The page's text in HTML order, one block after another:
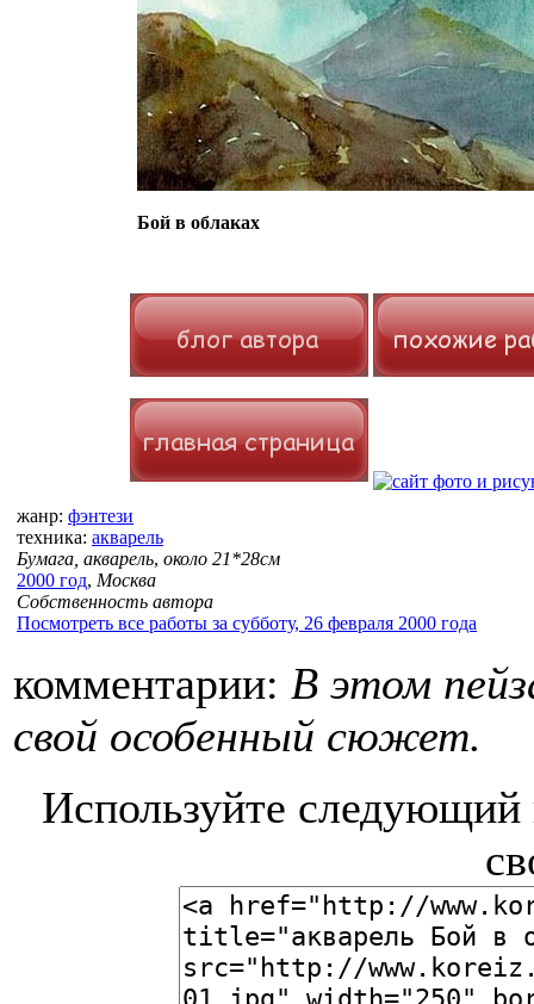
Бой в облаках
жанр: фэнтези
техника: акварель
Бумага, акварель, около 21*28см
2000 год, Москва
Собственность автора
Посмотреть все работы за субботу, 26 февраля 2000 года
комментарии: В этом
свой особенный сюжет.
Используйте следующий